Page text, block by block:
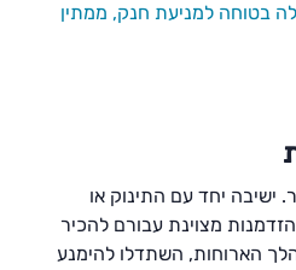
בטוחה למניעת חנק, ממתין
ישיבה יחד עם התינוק או
מצוינת עבורם להכיר
הארוחות, השתדלו להימנע